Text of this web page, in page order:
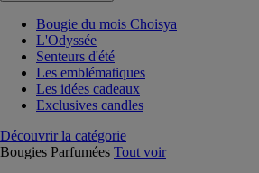
Bougie du mois Choisya
L'Odyssée
Senteurs d'été
Les emblématiques
Les idées cadeaux
Exclusives candles
Découvrir la catégorie
Bougies Parfumées Tout voir